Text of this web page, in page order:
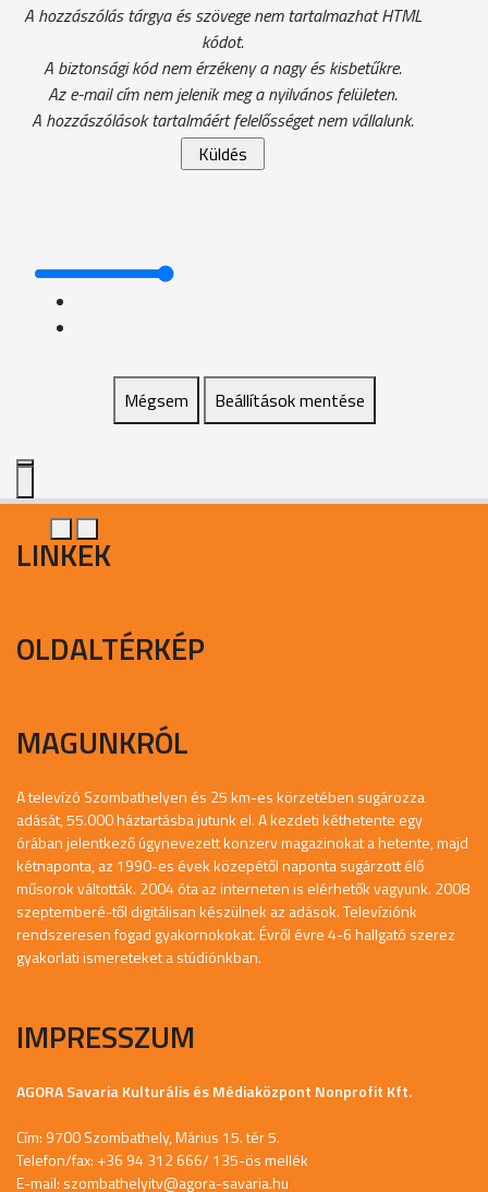
A hozzászólás tárgya és szövege nem tartalmazhat HTML
kódot.
A biztonsági kód nem érzékeny a nagy és kisbetűkre.
Az e-mail cím nem jelenik meg a nyilvános felületen.
A hozzászólások tartalmáért felelősséget nem vállalunk.
Mégsem Beállítások mentése
LINKEK
OLDALTÉRKÉP
MAGUNKRÓL
A televízó Szombathelyen és 25 km-es körzetében sugározza
adását, 55.000 háztartásba jutunk el. A kezdeti kéthetente egy
órában jelentkező úgynevezett konzerv magazinokat a hetente, majd
kétnaponta, az 1990-es évek közepétől naponta sugárzott élő
műsorok váltották. 2004 óta az interneten is elérhetők vagyunk. 2008
szeptemberé-től digitálisan készülnek az adások. Televíziónk
rendszeresen fogad gyakornokokat. Évről évre 4-6 hallgató szerez
gyakorlati ismereteket a stúdiónkban.
IMPRESSZUM
AGORA Savaria Kulturális és Médiaközpont Nonprofit Kft.
Cím: 9700 Szombathely, Márius 15. tér 5.
Telefon/fax: +36 94 312 666/ 135-ös mellék
E-mail: szombathelyitv@agora-savaria.hu